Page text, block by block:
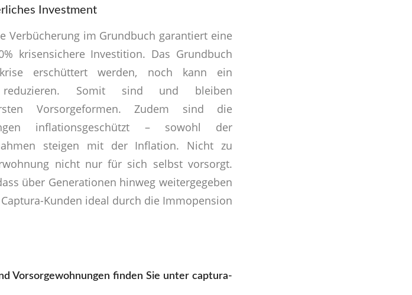
Investment
Verbücherung im Grundbuch garantiert eine
krisensichere Investition. Das Grundbuch
erschüttert werden, noch kann ein
reduzieren. Somit sind und bleiben
Vorsorgeformen. Zudem sind die
inflationsgeschützt – sowohl der
steigen mit der Inflation. Nicht zu
nicht nur für sich selbst vorsorgt.
über Generationen hinweg weitergegeben
Kunden ideal durch die Immopension
Vorsorgewohnungen finden Sie unter captura-